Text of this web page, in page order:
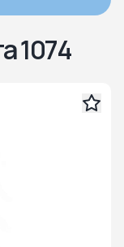
1074